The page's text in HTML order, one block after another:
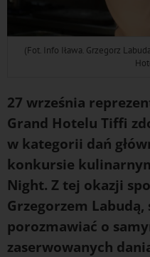
(Fot. Info Iława. Grzegorz
27 września
Grand Hotelu Tiffi
w kategorii dań
konkursie
Night. Z tej okazji
Grzegorzem
porozmawiać o
zaserwowanych